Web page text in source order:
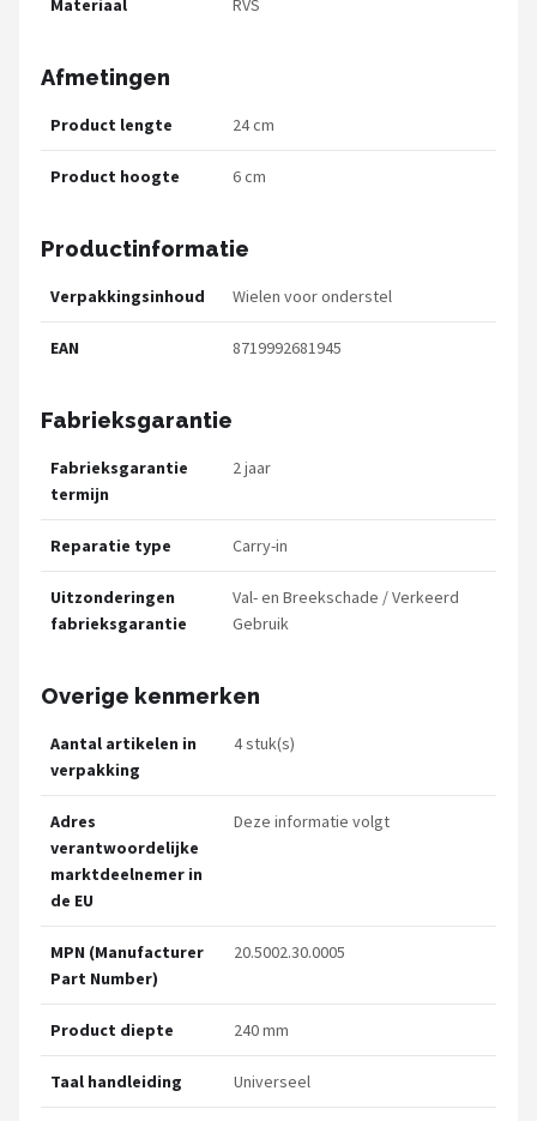
Materiaal RVS
Afmetingen
Product lengte 24 cm
Product hoogte 6 cm
Productinformatie
Verpakkingsinhoud Wielen voor onderstel
EAN 8719992681945
Fabrieksgarantie
Fabrieksgarantie
termijn
2 jaar
Reparatie type Carry-in
Uitzonderingen
fabrieksgarantie
Val- en Breekschade / Verkeerd
Gebruik
Overige kenmerken
Aantal artikelen in
verpakking
4 stuk(s)
Adres
verantwoordelijke
marktdeelnemer in
de EU
Deze informatie volgt
MPN (Manufacturer
Part Number)
20.5002.30.0005
Product diepte 240 mm
Taal handleiding Universeel